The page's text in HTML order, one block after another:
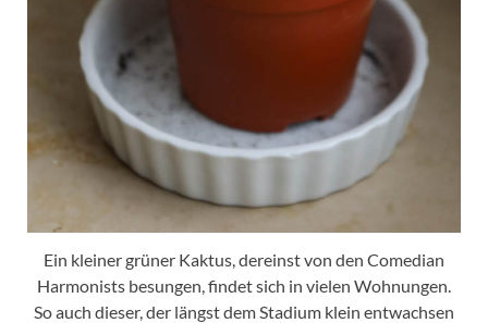
Ein kleiner grüner Kaktus, dereinst von den Comedian
Harmonists besungen, findet sich in vielen Wohnungen.
So auch dieser, der längst dem Stadium klein entwachsen